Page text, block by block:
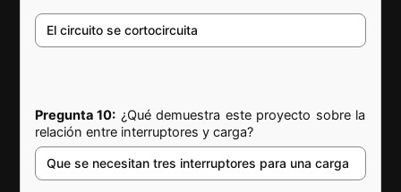
El circuito se cortocircuita
Pregunta 10: ¿Qué demuestra este proyecto sobre la
relación entre interruptores y carga?
Que se necesitan tres interruptores para una carga